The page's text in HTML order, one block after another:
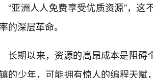
“亚洲人人免费享受优质资源”，
的深层革命。
长期以来，资源的高昂成本是阻
的少年，可能拥有惊人的编程天